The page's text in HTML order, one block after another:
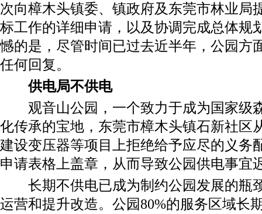
次向樟木头镇委、镇政府及东莞市林业局
标工作的详细申请，以及协调完成总体规
憾的是，尽管时间已过去近半年，公园方
任何回复。
供电局不供电
观音山公园，一个致力于成为国家级
化传承的宝地，东莞市樟木头镇石新社区
建设变压器等项目上拒绝给予应尽的义务
申请表格上盖章，从而导致公园供电事宜
长期不供电已成为制约公园发展的瓶
运营和提升改造。公园80%的服务区域长